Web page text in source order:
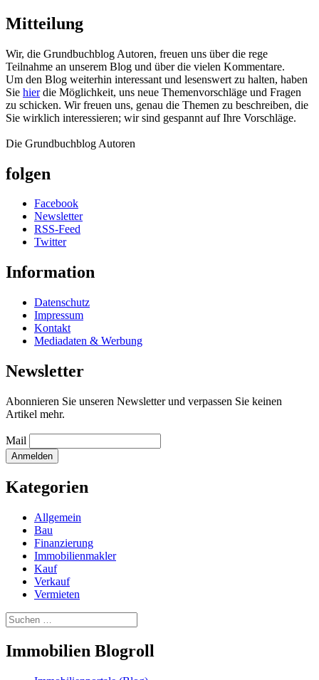
Mitteilung
Wir, die Grundbuchblog Autoren, freuen uns über die rege
Teilnahme an unserem Blog und über die vielen Kommentare.
Um den Blog weiterhin interessant und lesenswert zu halten, haben
Sie hierdie Möglichkeit, uns neue Themenvorschläge und Fragen
zu schicken. Wir freuen uns, genau die Themen zu beschreiben, die
Sie wirklich interessieren; wir sind gespannt auf Ihre Vorschläge.
Die Grundbuchblog Autoren
folgen
Facebook
Newsletter
RSS-Feed
Twitter
Information
Datenschutz
Impressum
Kontakt
Mediadaten & Werbung
Newsletter
Abonnieren Sie unseren Newsletter und verpassen Sie keinen
Artikel mehr.
Mail
Kategorien
Allgemein
Bau
Finanzierung
Immobilienmakler
Kauf
Verkauf
Vermieten
Suchen
nach:
Immobilien Blogroll